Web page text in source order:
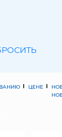
МЯГКИЕ ИГРУШКИ
ЦЕНЕ